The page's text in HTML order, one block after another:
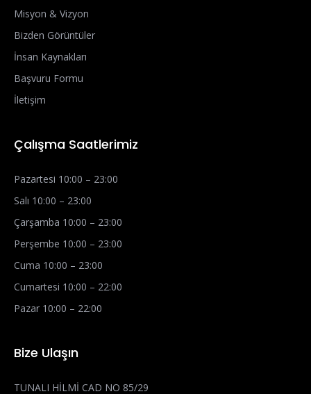
Misyon & Vizyon
Bizden Görüntüler
İnsan Kaynakları
Başvuru Formu
İletişim
Çalışma Saatlerimiz
Pazartesi 10:00 – 23:00
Salı 10:00 – 23:00
Çarşamba 10:00 – 23:00
Perşembe 10:00 – 23:00
Cuma 10:00 – 23:00
Cumartesi 10:00 – 22:00
Pazar 10:00 – 22:00
Bize Ulaşın
TUNALI HİLMİ CAD NO 85/29